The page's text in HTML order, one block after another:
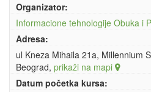
Organizator:
Informacione tehnologije Obuka i
Adresa:
ul Kneza Mihaila 21a, Millennium
Beograd, prikaži na mapi
Datum početka kursa: